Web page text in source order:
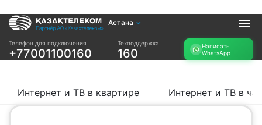
Астана
Телефон для подключения
+77001100160
Техподдержка
160
Написать
WhatsApp
Услуги
Интернет и ТВ в
частном доме
Интернет в офис
Интернет и ТВ в квартире Интернет и ТВ в